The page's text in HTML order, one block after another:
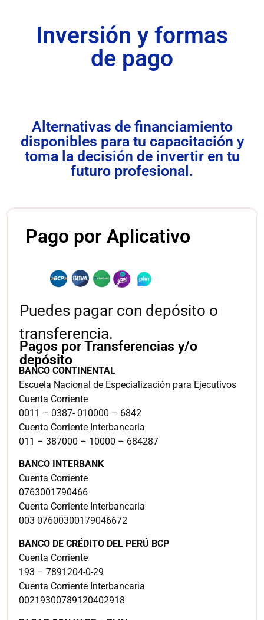
Inversión y formas
de pago
Alternativas de financiamiento
disponibles para tu capacitación y
toma la decisión de invertir en tu
futuro profesional.
Pago por Aplicativo
Puedes pagar con depósito o
transferencia.
BANCO CONTINENTAL
Escuela Nacional de Especialización para Ejecutivos
Cuenta Corriente
0011 – 0387- 010000 – 6842
Cuenta Corriente Interbancaria
011 – 387000 – 10000 – 684287
BANCO INTERBANK
Cuenta Corriente
0763001790466
Cuenta Corriente Interbancaria
003 07600300179046672
BANCO DE CRÉDITO DEL PERÚ BCP
Cuenta Corriente
193 – 7891204-0-29
Cuenta Corriente Interbancaria
00219300789120402918
Pagos por Transferencias y/o
depósito